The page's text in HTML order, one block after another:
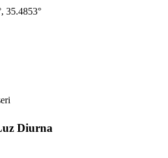
35.4853°
Diurna